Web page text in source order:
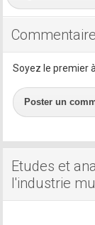
Soyez le premier
Poster un
Etudes et
l'industrie